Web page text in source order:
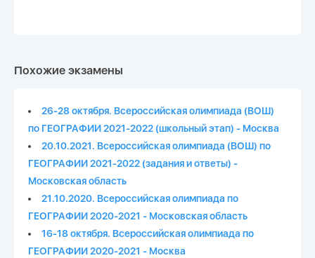
Похожие экзамены
26-28 октября. Всероссийская олимпиада (ВОШ)
по ГЕОГРАФИИ 2021-2022 (школьный этап) - Москва
20.10.2021. Всероссийская олимпиада (ВОШ) по
ГЕОГРАФИИ 2021-2022 (задания и ответы) -
Московская область
21.10.2020. Всероссийская олимпиада по
ГЕОГРАФИИ 2020-2021 - Московская область
16-18 октября. Всероссийская олимпиада по
ГЕОГРАФИИ 2020-2021 - Москва